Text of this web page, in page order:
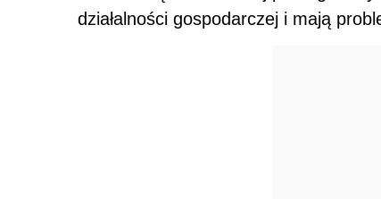
działalności gospodarczej i mają